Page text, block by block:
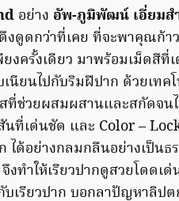
อย่าง อัพ-ภูมิพัฒน์ เอี่ยมส
งดูดกว่าที่เคย ที่จะพาคุณก้
งครั้งเดียว มาพร้อมเม็ดสี
ยนไปกับริมฝีปาก ด้วยเทค
สที่ช่วยผสมผสานและสกัดจ
ที่เด่นชัด และ Color –
ได้อย่างกลมกลืนอย่างเป็
ทำให้เรียวปากดูสวยโดดเ
เรียวปาก บอกลาปัญหาลิป